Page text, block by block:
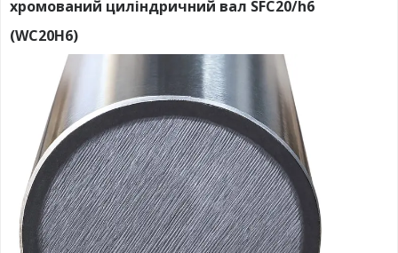
хромований циліндричний вал SFC20/h6
(WC20H6)